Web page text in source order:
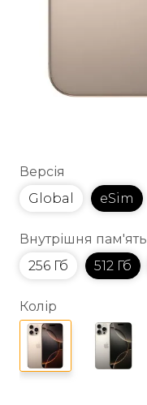
Версія
Global
eSim
Внутрішня пам'ять
256 Гб
512 Гб
Колір